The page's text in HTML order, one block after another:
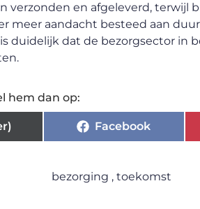
verzonden en afgeleverd, terwijl
meer aandacht besteed aan
duidelijk dat de bezorgsector in
hem dan op:
Facebook
bezorging , toekomst